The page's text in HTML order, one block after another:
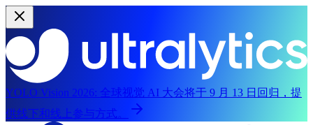
YOLO Vision 2026: 全球视觉 AI 大会将于 9 月 13 日回归，提
供线下和线上参与方式。